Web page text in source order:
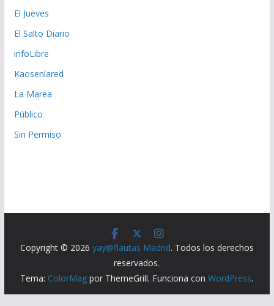
El Jueves
El Salto Diario
infoLibre
Kaosenlared
La Marea
Público
Sin Permiso
Copyright © 2026 yay@flautas Madrid. Todos los derechos
reservados.
Tema: ColorMag por ThemeGrill. Funciona conWordPress.